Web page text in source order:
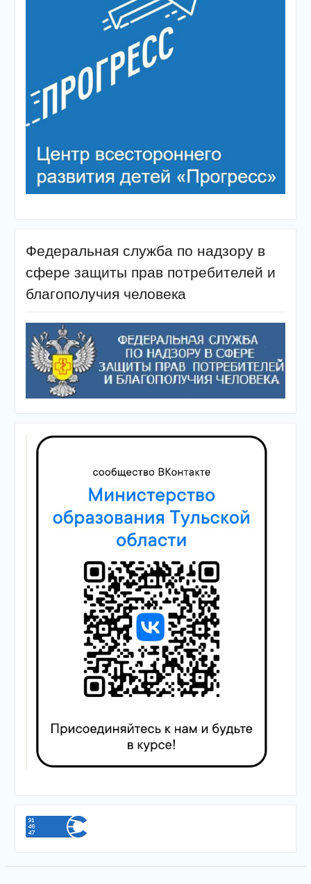
Федеральная служба по надзору в
сфере защиты прав потребителей и
благополучия человека